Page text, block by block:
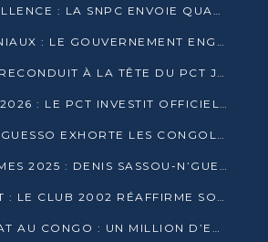
BOURSES D’EXCELLENCE : LA SNPC ENVOIE QUATRE NOUVEAUX TALENTS CONGOLAIS SE FORMER À BAKOU
MARCHÉS DOMANIAUX : LE GOUVERNEMENT ENGAGE LA STRUCTURATION DES TAXES D’ASSAINISSEMENT
PIERRE MOUSSA RECONDUIT À LA TÊTE DU PCT JUSQU’EN 2031
PRÉSIDENTIELLE 2026 : LE PCT INVESTIT OFFICIELLEMENT DENIS SASSOU NGUESSO
DENIS SASSOU-N’GUESSO EXHORTE LES CONGOLAIS À L’UNITÉ ET AU FAIR-PLAY DÉMOCRATIQUE EN 2026
RÉVEILLON D’ARMES 2025 : DENIS SASSOU-N’GUESSO GARANTIT DES ÉLECTIONS 2026 PAISIBLES ET SÉCURISÉES
CONGRÈS DU PCT : LE CLUB 2002 RÉAFFIRME SON SOUTIEN À DENIS SASSOU-N’GUESSO POUR 2026
ENTREPRENEURIAT AU CONGO : UN MILLION D’EUROS POUR FINANCER LES STARTUPS DÈS 2026